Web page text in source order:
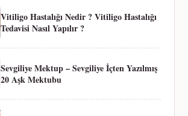
Vitiligo Hastalığı Nedir ? Vitiligo Hastalığı
Tedavisi Nasıl Yapılır ?
Sevgiliye Mektup – Sevgiliye İçten Yazılmış
20 Aşk Mektubu